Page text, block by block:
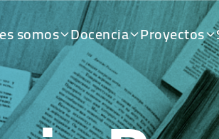
somos Docencia Proyectos